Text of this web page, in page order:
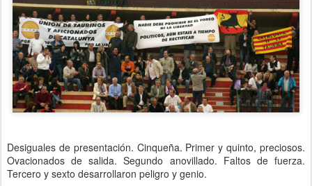
Desiguales de presentación. Cinqueña. Primer y quinto, preciosos.
Ovacionados de salida. Segundo anovillado. Faltos de fuerza.
Tercero y sexto desarrollaron peligro y genio.